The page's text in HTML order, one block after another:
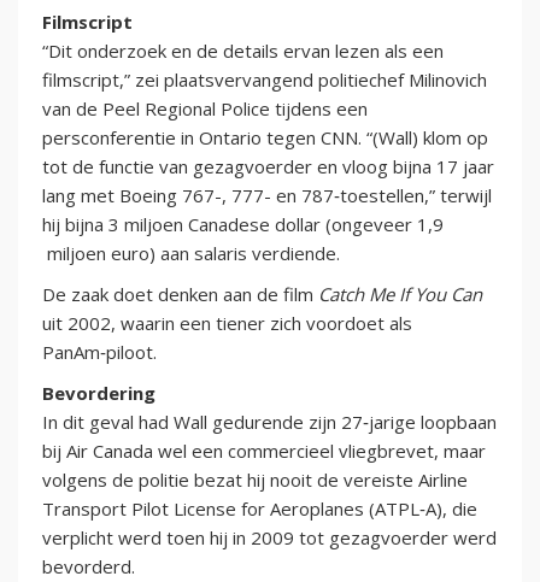
Filmscript
“Dit onderzoek en de details ervan lezen als een
filmscript,” zei plaatsvervangend politiechef Milinovich
van de Peel Regional Police tijdens een
persconferentie in Ontario tegen CNN. “(Wall) klom op
tot de functie van gezagvoerder en vloog bijna 17 jaar
lang met Boeing 767-, 777- en 787‑toestellen,” terwijl
hij bijna 3 miljoen Canadese dollar (ongeveer 1,9
miljoen euro) aan salaris verdiende.
De zaak doet denken aan de film Catch Me If You Can
uit 2002, waarin een tiener zich voordoet als
PanAm‑piloot.
Bevordering
In dit geval had Wall gedurende zijn 27‑jarige loopbaan
bij Air Canada wel een commercieel vliegbrevet, maar
volgens de politie bezat hij nooit de vereiste Airline
Transport Pilot License for Aeroplanes (ATPL‑A), die
verplicht werd toen hij in 2009 tot gezagvoerder werd
bevorderd.